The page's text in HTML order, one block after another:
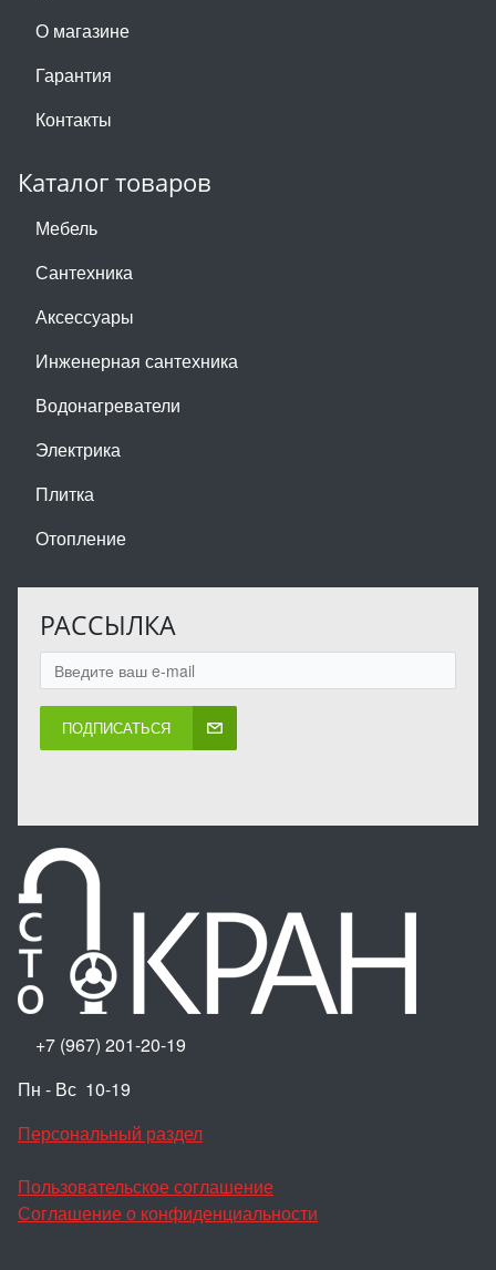
О магазине
Гарантия
Контакты
Каталог товаров
Мебель
Сантехника
Аксессуары
Инженерная сантехника
Водонагреватели
Электрика
Плитка
Отопление
РАССЫЛКА
ПОДПИСАТЬСЯ
+7 (967) 201-20-19
Пн - Вс 10-19
Персональный раздел
Пользовательское соглашение
Соглашение о конфиденциальности